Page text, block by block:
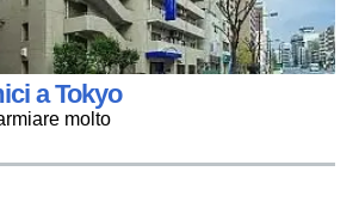
a Tokyo
molto